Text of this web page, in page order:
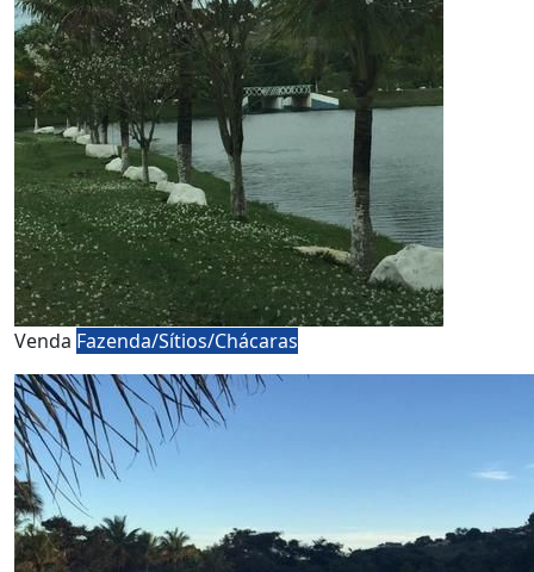
Venda Fazenda/Sítios/Chácaras